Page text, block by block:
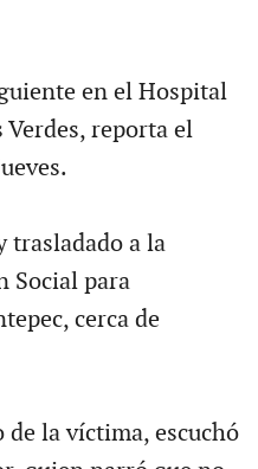
en el Hospital
reporta el
trasladado a la
Social para
cerca de
de la víctima, escuchó